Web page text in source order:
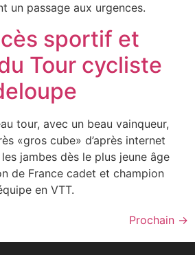
un passage aux urgences.
sportif et
Tour cycliste
tour, avec un beau vainqueur,
«gros cube» d’après internet
jambes dès le plus jeune âge
de France cadet et champion
en VTT.
Prochain →